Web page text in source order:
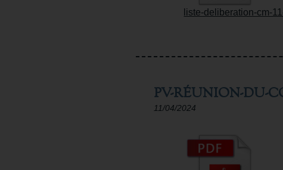
liste-deliberation-cm-
PV-RÉUNION-DU-
11/04/2024